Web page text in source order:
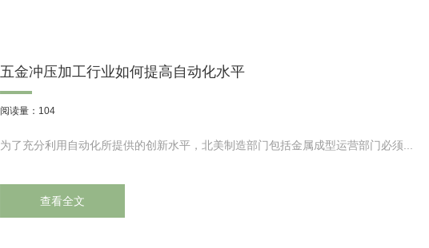
五金冲压加工行业如何提高自动化水平
阅读量：104
为了充分利用自动化所提供的创新水平，北美制造部门包括金属成型运营部门必须...
查看全文